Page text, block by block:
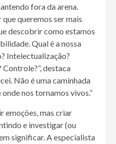
fora da arena.
queremos ser mais
descobrir como estamos
Qual é a nossa
Intelectualização?
destaca
Não é uma caminhada
nos tornamos vivos.”
emoções, mas criar
e investigar (ou
significar. A especialista